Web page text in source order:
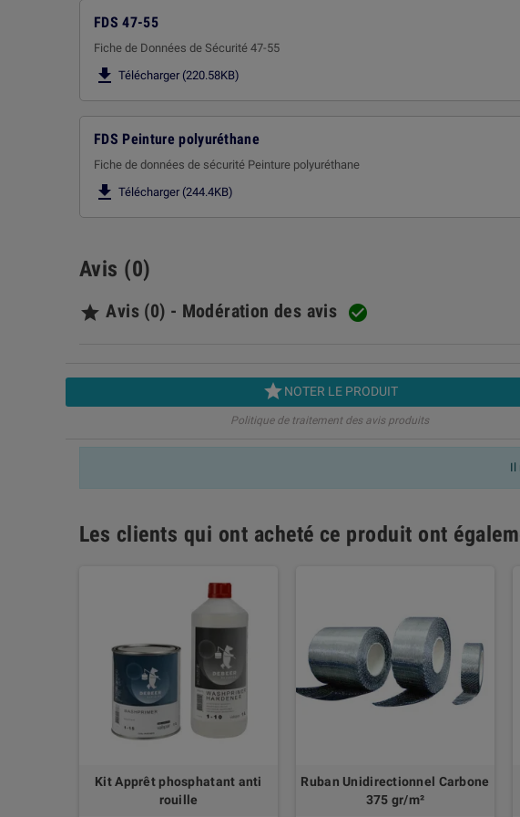
FDS 47-55
Fiche de Données de Sécurité 47-55
 Télécharger (220.58KB)
FDS Peinture polyuréthane
Fiche de données de sécurité Peinture polyuréthane
 Télécharger (244.4KB)
Avis (0)
 Avis (0) - Modération des avis 
NOTER LE PRODUIT
Politique de traitement des avis produits
Il
Les clients qui ont acheté ce produit ont
Kit Apprêt phosphatant anti
rouille
Ruban Unidirectionnel Carbone
375 gr/m²